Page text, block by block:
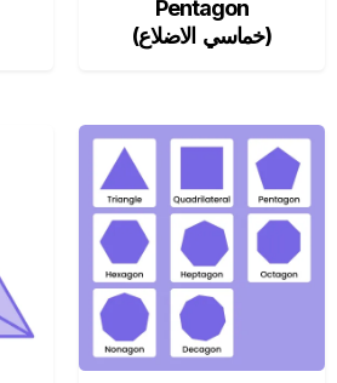
Pentagon
(خماسي الاضلاع)